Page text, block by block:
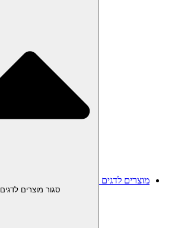
מוצרים לדגים
סגור מוצרים לדגים